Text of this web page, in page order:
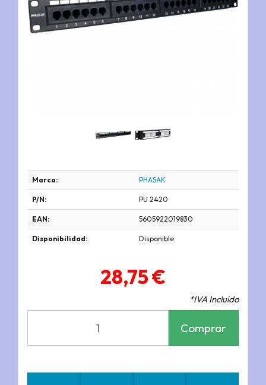
Marca: PHASAK
P/N: PU 2420
EAN: 5605922019830
Disponibilidad: Disponible
28,75 €
*IVA Incluido
Comprar